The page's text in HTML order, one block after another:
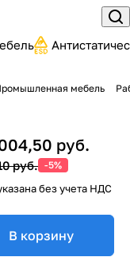
мебель
руб.
руб. -5%
без учета НДС
В корзину